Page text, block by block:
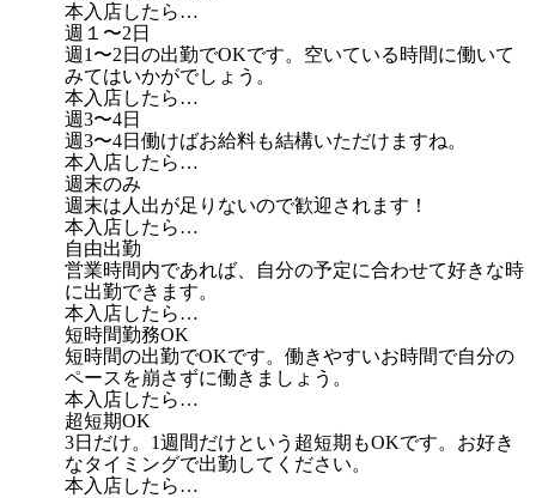
本入店したら…
週１〜2日
週1〜2日の出勤でOKです。空いている時間に働いて
みてはいかがでしょう。
本入店したら…
週3〜4日
週3〜4日働けばお給料も結構いただけますね。
本入店したら…
週末のみ
週末は人出が足りないので歓迎されます！
本入店したら…
自由出勤
営業時間内であれば、自分の予定に合わせて好きな時
に出勤できます。
本入店したら…
短時間勤務OK
短時間の出勤でOKです。働きやすいお時間で自分の
ペースを崩さずに働きましょう。
本入店したら…
超短期OK
3日だけ。1週間だけという超短期もOKです。お好き
なタイミングで出勤してください。
本入店したら…